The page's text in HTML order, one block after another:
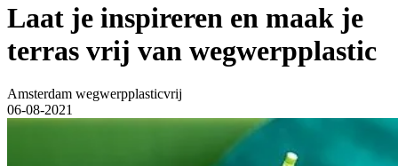
Laat je inspireren en maak je
terras vrij van wegwerpplastic
Amsterdam wegwerpplasticvrij
06-08-2021